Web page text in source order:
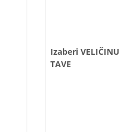
Izaberi VELIČINU
TAVE